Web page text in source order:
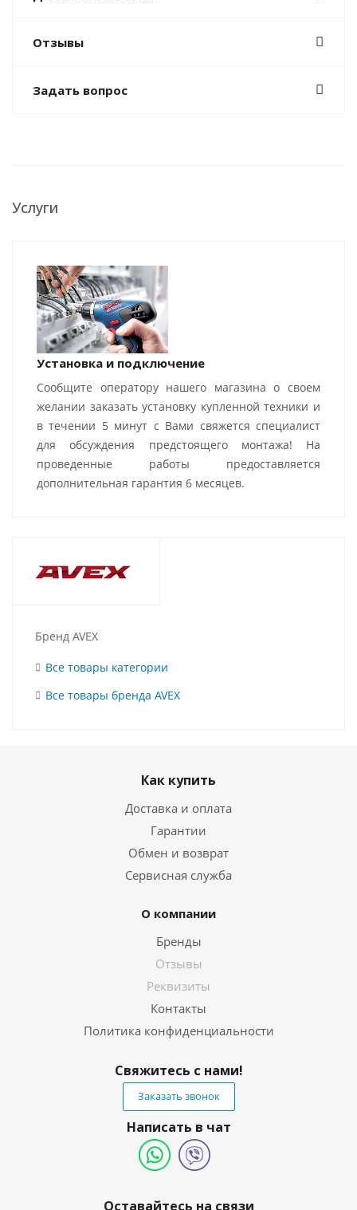
Отзывы
Задать вопрос
Услуги
Установка и подключение
Сообщите оператору нашего магазина о своем
желании заказать установку купленной техники и
в течении 5 минут с Вами свяжется специалист
для обсуждения предстоящего монтажа! На
проведенные работы предоставляется
дополнительная гарантия 6 месяцев.
Бренд AVEX
Все товары категории
Все товары бренда AVEX
Как купить
Доставка и оплата
Гарантии
Обмен и возврат
Сервисная служба
О компании
Бренды
Отзывы
Реквизиты
Контакты
Политика конфиденциальности
Свяжитесь с нами!
Заказать звонок
Написать в чат
Оставайтесь на связи